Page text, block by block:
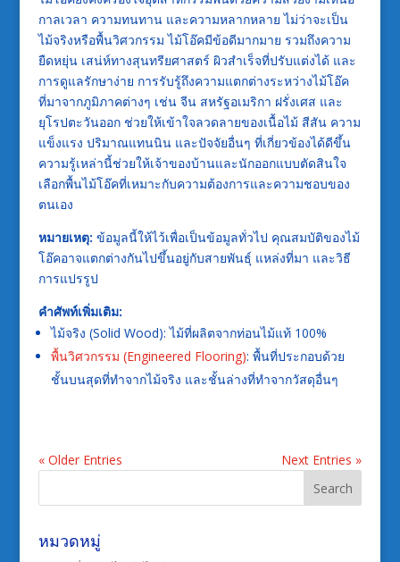
กาลเวลา ความทนทาน และความหลากหลาย ไม่ว่าจะเป็น
ไม้จริงหรือพื้นวิศวกรรม ไม้โอ๊คมีข้อดีมากมาย รวมถึงความ
ยืดหยุ่น เสน่ห์ทางสุนทรียศาสตร์ ผิวสำเร็จที่ปรับแต่งได้ และ
การดูแลรักษาง่าย การรับรู้ถึงความแตกต่างระหว่างไม้โอ๊ค
ที่มาจากภูมิภาคต่างๆ เช่น จีน สหรัฐอเมริกา ฝรั่งเศส และ
ยุโรปตะวันออก ช่วยให้เข้าใจลวดลายของเนื้อไม้ สีสัน ความ
แข็งแรง ปริมาณแทนนิน และปัจจัยอื่นๆ ที่เกี่ยวข้องได้ดีขึ้น
ความรู้เหล่านี้ช่วยให้เจ้าของบ้านและนักออกแบบตัดสินใจ
เลือกพื้นไม้โอ๊คที่เหมาะกับความต้องการและความชอบของ
ตนเอง
หมายเหตุ: ข้อมูลนี้ให้ไว้เพื่อเป็นข้อมูลทั่วไป คุณสมบัติของไม้
โอ๊คอาจแตกต่างกันไปขึ้นอยู่กับสายพันธุ์ แหล่งที่มา และวิธี
การแปรรูป
คำศัพท์เพิ่มเติม:
ไม้จริง (Solid Wood): ไม้ที่ผลิตจากท่อนไม้แท้ 100%
พื้นวิศวกรรม (Engineered Flooring): พื้นที่ประกอบด้วย
ชั้นบนสุดที่ทำจากไม้จริง และชั้นล่างที่ทำจากวัสดุอื่นๆ
« Older Entries Next Entries »
หมวดหมู่